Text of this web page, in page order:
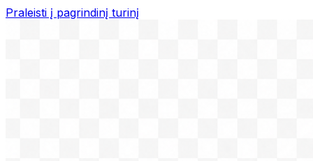
Praleisti į pagrindinį turinį